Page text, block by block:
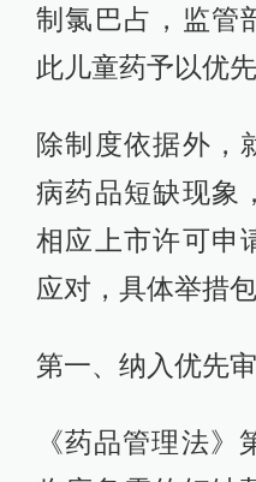
制氯巴占，监管
此儿童药予以优
除制度依据外，
病药品短缺现象
相应上市许可申
应对，具体举措包
第一、纳入优先
《药品管理法